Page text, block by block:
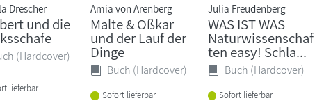
Drescher
und die
(Hardcover)
lieferbar
Amia von Arenberg
Malte & Oßkar
und der Lauf der
Dinge
Buch (Hardcover)
Sofort lieferbar
Julia Freudenberg
WAS IST WAS
Naturwissenschaf
ten easy! Schla...
Buch (Hardcover)
Sofort lieferbar